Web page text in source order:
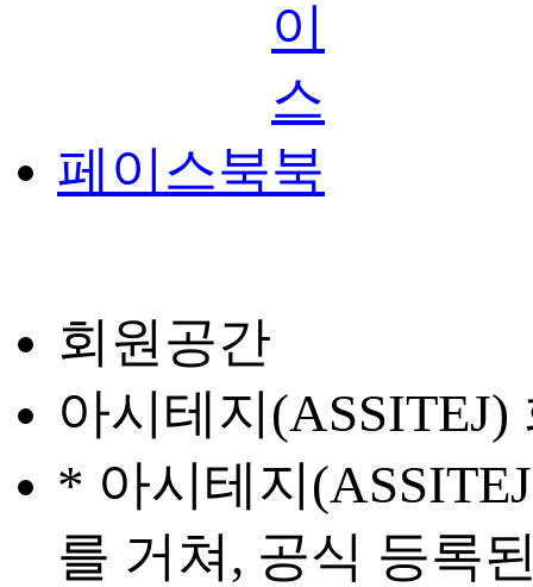
페이스북
회원공간
아시테지
* 아시테지
를 거쳐, 공식 등록